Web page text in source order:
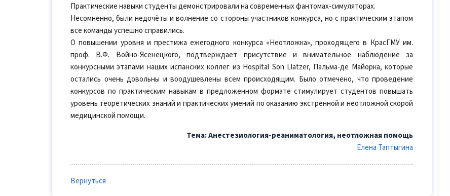
Практические навыки студенты демонстрировали на современных фантомах-симуляторах.
Несомненно, были недочёты и волнение со стороны участников конкурса, но с практическим этапом
все команды успешно справились.
О повышении уровня и престижа ежегодного конкурса «Неотложка», проходящего в КрасГМУ им.
проф. В.Ф. Войно-Ясенецкого, подтверждает присутствие и внимательное наблюдение за
конкурсными этапами наших испанских коллег из Hospital Son Llatzer, Пальма-де Майорка, которые
остались очень довольны и воодушевлены всем происходящим. Было отмечено, что проведение
конкурсов по практическим навыкам в предложенном формате стимулирует студентов повышать
уровень теоретических знаний и практических умений по оказанию экстренной и неотложной скорой
медицинской помощи.
Тема: Анестезиология-реаниматология, неотложная помощь
Елена Таптыгина
Вернуться